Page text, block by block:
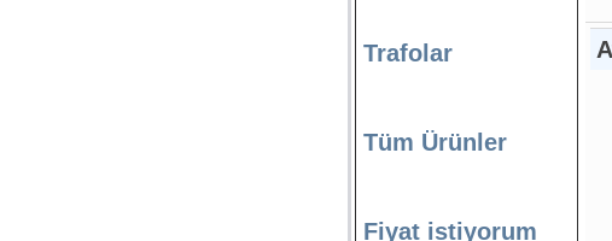
Trafolar
Tüm Ürünler
Fiyat istiyorum